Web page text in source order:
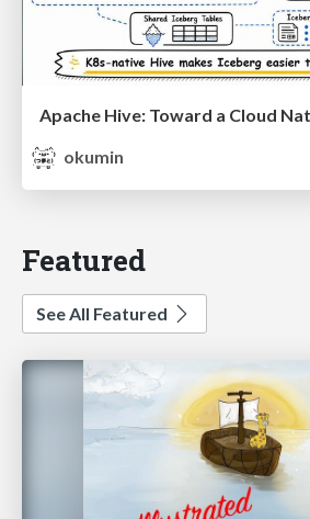
Apache Hive: Toward a Cloud
okumin
Featured
See All Featured